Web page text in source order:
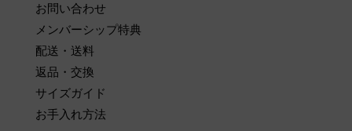
お問い合わせ
メンバーシップ特典
配送・送料
返品・交換
サイズガイド
お手入れ方法